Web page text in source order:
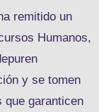
remitido un
Humanos,
y se tomen
que garanticen